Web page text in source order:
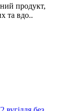
продукт,
та вдо..